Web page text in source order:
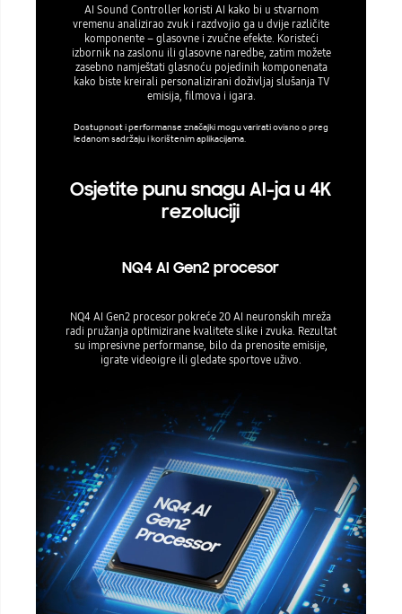
AI Sound Controller koristi AI kako bi u stvarnom
vremenu analizirao zvuk i razdvojio ga u dvije različite
komponente – glasovne i zvučne efekte. Koristeći
izbornik na zaslonu ili glasovne naredbe, zatim možete
zasebno namještati glasnoću pojedinih komponenata
kako biste kreirali personalizirani doživljaj slušanja TV
emisija, filmova i igara.
Dostupnost i performanse značajki mogu varirati ovisno o preg
ledanom sadržaju i korištenim aplikacijama.
Osjetite punu snagu AI-ja u 4K
rezoluciji
NQ4 AI Gen2 procesor
NQ4 AI Gen2 procesor pokreće 20 AI neuronskih mreža
radi pružanja optimizirane kvalitete slike i zvuka. Rezultat
su impresivne performanse, bilo da prenosite emisije,
igrate videoigre ili gledate sportove uživo.